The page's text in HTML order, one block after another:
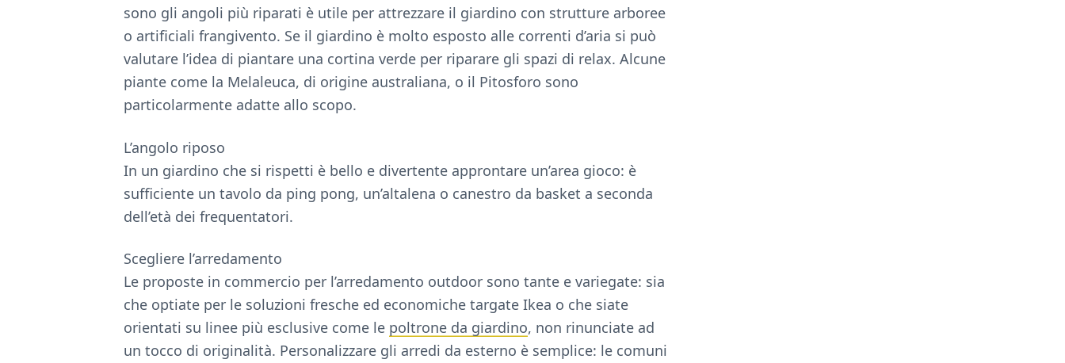
sono gli angoli più riparati è utile per attrezzare il giardino con strutture arboree
o artificiali frangivento. Se il giardino è molto esposto alle correnti d’aria si può
valutare l’idea di piantare una cortina verde per riparare gli spazi di relax. Alcune
piante come la Melaleuca, di origine australiana, o il Pitosforo sono
particolarmente adatte allo scopo.
L’angolo riposo
In un giardino che si rispetti è bello e divertente approntare un’area gioco: è
sufficiente un tavolo da ping pong, un’altalena o canestro da basket a seconda
dell’età dei frequentatori.
Scegliere l’arredamento
Le proposte in commercio per l’arredamento outdoor sono tante e variegate: sia
che optiate per le soluzioni fresche ed economiche targate Ikea o che siate
orientati su linee più esclusive come le poltrone da giardino, non rinunciate ad
un tocco di originalità. Personalizzare gli arredi da esterno è semplice: le comuni